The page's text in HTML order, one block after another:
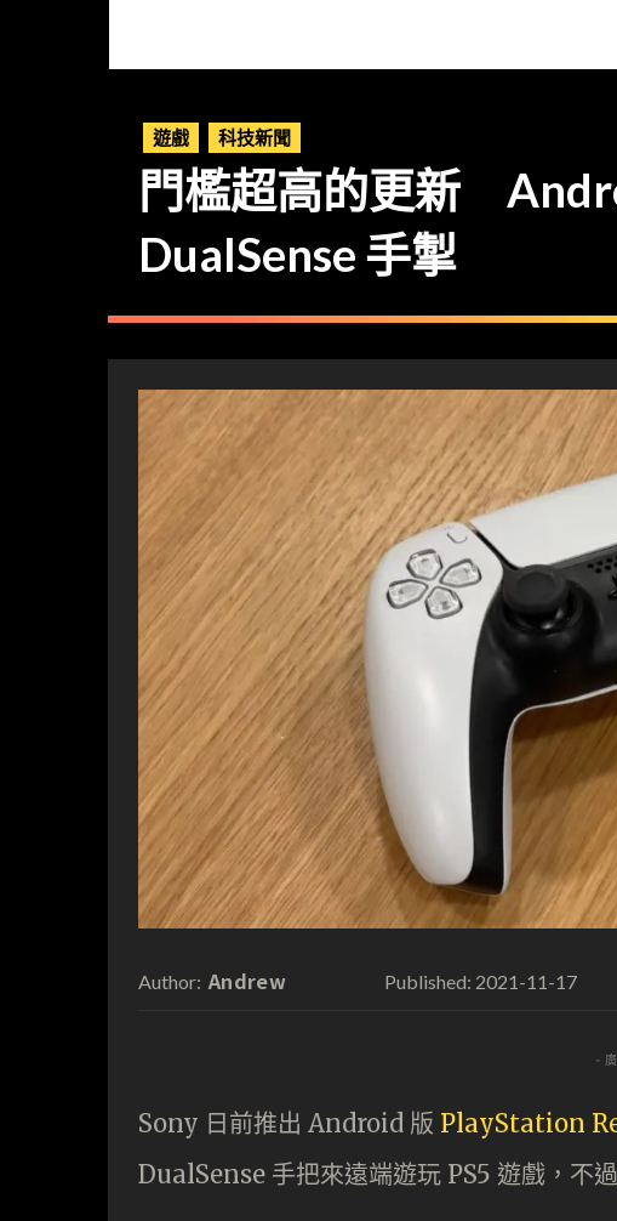
遊戲 科技新聞
門檻超高的更新
DualSense 手掣
Author: Andrew Published: 2021-11-17
-
Sony 日前推出 Android 版 PlayStation
DualSense 手把來遠端遊玩 PS5 遊戲，不